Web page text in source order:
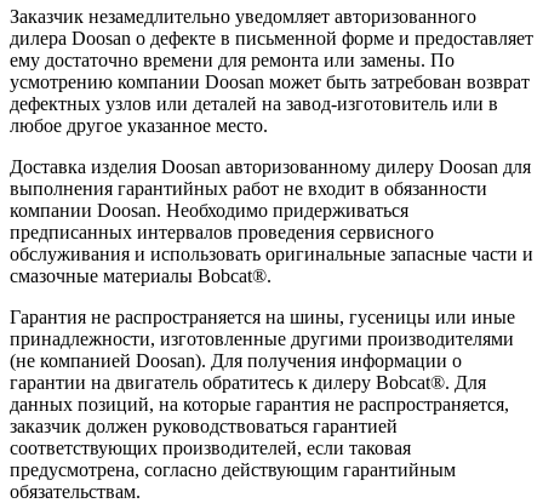
Заказчик незамедлительно уведомляет авторизованного
дилера Doosan о дефекте в письменной форме и предоставляет
ему достаточно времени для ремонта или замены. По
усмотрению компании Doosan может быть затребован возврат
дефектных узлов или деталей на завод-изготовитель или в
любое другое указанное место.
Доставка изделия Doosan авторизованному дилеру Doosan для
выполнения гарантийных работ не входит в обязанности
компании Doosan. Необходимо придерживаться
предписанных интервалов проведения сервисного
обслуживания и использовать оригинальные запасные части и
смазочные материалы Bobcat®.
Гарантия не распространяется на шины, гусеницы или иные
принадлежности, изготовленные другими производителями
(не компанией Doosan). Для получения информации о
гарантии на двигатель обратитесь к дилеру Bobcat®. Для
данных позиций, на которые гарантия не распространяется,
заказчик должен руководствоваться гарантией
соответствующих производителей, если таковая
предусмотрена, согласно действующим гарантийным
обязательствам.